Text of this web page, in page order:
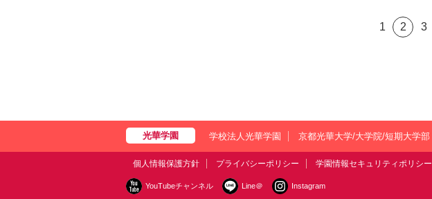
1 2 3
学校法人光華学園 京都光華大学/大学院/短期大学部
個人情報保護方針 プライバシーポリシー 学園情報セキュリティポリシー
YouTubeチャンネル Line＠ Instagram